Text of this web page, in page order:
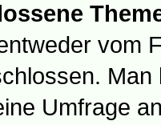
vom
Umfrage